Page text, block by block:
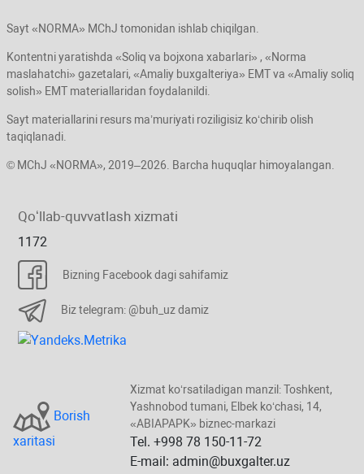
Sayt «NORMA» MChJ tomonidan ishlab chiqilgan.
Kontentni yaratishda «Soliq va bojхona хabarlari» , «Norma
maslahatchi» gazetalari, «Amaliy buхgalteriya» EMT va «Amaliy soliq
solish» EMT materiallaridan foydalanildi.
Sayt materiallarini resurs ma’muriyati roziligisiz koʻchirib olish
taqiqlanadi.
© MChJ «NORMA», 2019–2026. Barcha huquqlar himoyalangan.
Qoʻllab-quvvatlash хizmati
1172
Bizning Facebook dagi sahifamiz
Biz telegram: @buh_uz damiz
Borish
хaritasi
Xizmat koʻrsatiladigan manzil: Toshkent,
Yashnobod tumani, Elbek koʻchasi, 14,
«ABIAPAPK» biznec-markazi
Tel. +998 78 150-11-72
E-mail: admin@buxgalter.uz